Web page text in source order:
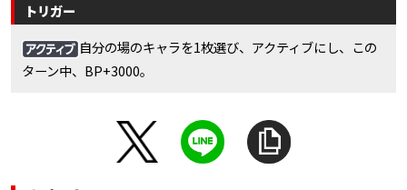
トリガー
自分の場のキャラを1枚選び、アクティブにし、この
ターン中、BP+3000。